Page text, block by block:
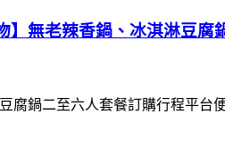
】無老辣香鍋、冰淇淋豆腐
腐鍋二至六人套餐訂購行程平台